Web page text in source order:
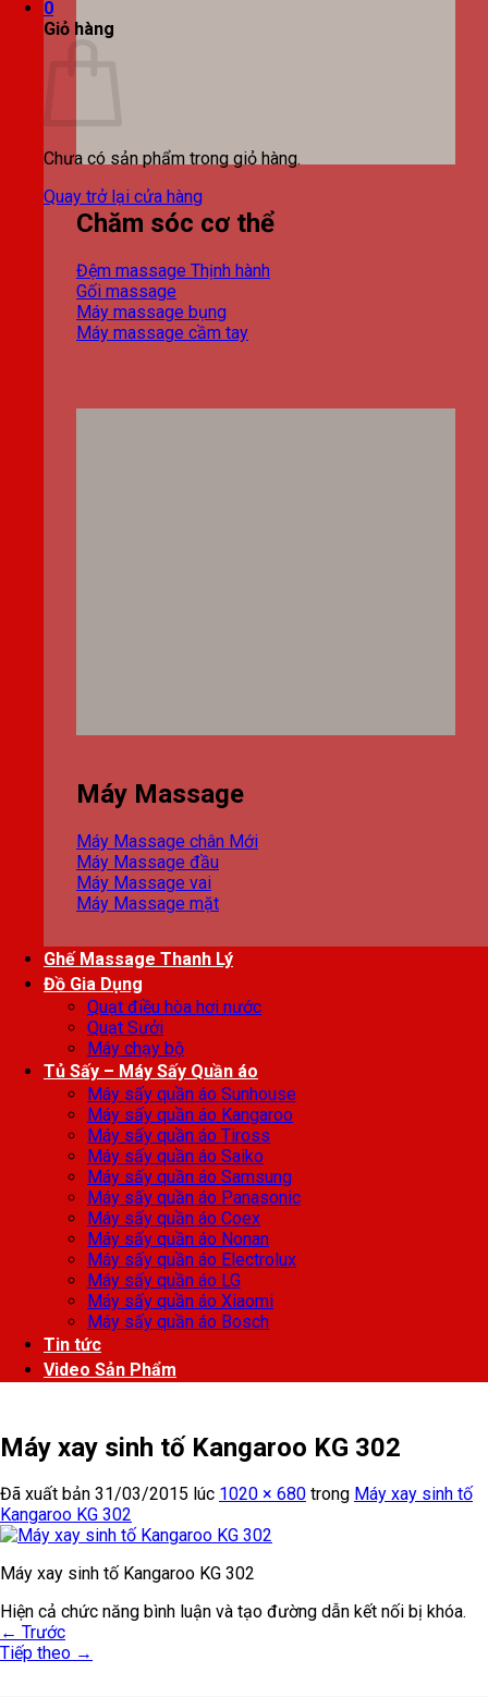
0
Giỏ hàng
Chưa có sản phẩm trong giỏ hàng.
Quay trở lại cửa hàng
Chăm sóc cơ thể
Đệm massage
Gối massage
Máy massage bụng
Máy massage cầm tay
Máy Massage
Máy Massage chân
Máy Massage đầu
Máy Massage vai
Máy Massage mặt
Ghế Massage Thanh Lý
Đồ Gia Dụng
Quạt điều hòa hơi nước
Quạt Sưởi
Máy chạy bộ
Tủ Sấy – Máy Sấy Quần áo
Máy sấy quần áo Sunhouse
Máy sấy quần áo Kangaroo
Máy sấy quần áo Tiross
Máy sấy quần áo Saiko
Máy sấy quần áo Samsung
Máy sấy quần áo Panasonic
Máy sấy quần áo Coex
Máy sấy quần áo Nonan
Máy sấy quần áo Electrolux
Máy sấy quần áo LG
Máy sấy quần áo Xiaomi
Máy sấy quần áo Bosch
Tin tức
Video Sản Phẩm
Máy xay sinh tố Kangaroo KG 302
Đã xuất bản 31/03/2015 lúc 1020 × 680 trong Máy xay sinh tố
Kangaroo KG 302
Máy xay sinh tố Kangaroo KG 302
Hiện cả chức năng bình luận và tạo đường dẫn kết nối bị khóa.
← Trước
Tiếp theo →